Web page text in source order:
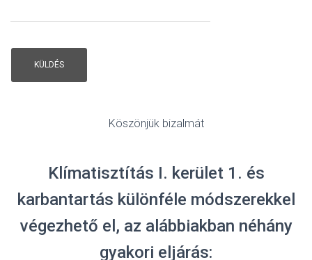
Köszönjük bizalmát
Klímatisztítás I. kerület 1. és
karbantartás különféle módszerekkel
végezhető el, az alábbiakban néhány
gyakori eljárás: